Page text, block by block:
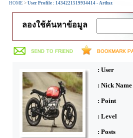
HOME > User Profile : 1434221519934414 - Arthsz
ลองใช้ค้นหาข้อมูล
: User
: Nick Name
: Point
: Level
: Posts